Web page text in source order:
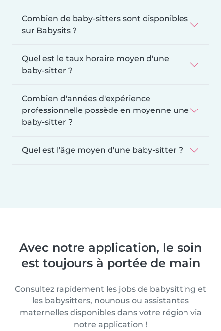
Combien de baby-sitters sont disponibles
sur Babysits ?
Quel est le taux horaire moyen d'une
baby-sitter ?
Combien d'années d'expérience
professionnelle possède en moyenne une
baby-sitter ?
Quel est l'âge moyen d'une baby-sitter ?
Avec notre application, le soin
est toujours à portée de main
Consultez rapidement les jobs de babysitting et
les babysitters, nounous ou assistantes
maternelles disponibles dans votre région via
notre application !